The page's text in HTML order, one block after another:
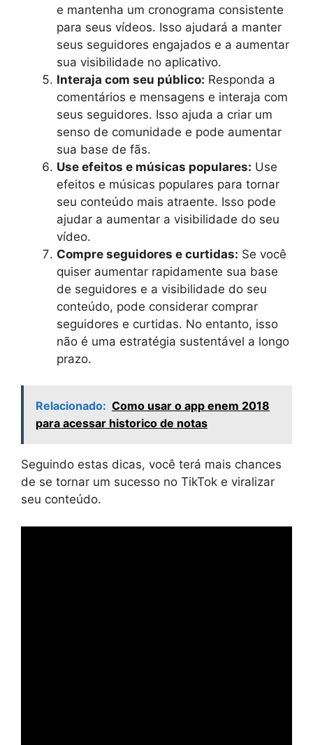
e mantenha um cronograma consistente
para seus vídeos. Isso ajudará a manter
seus seguidores engajados e a aumentar
sua visibilidade no aplicativo.
Interaja com seu público: Responda a
comentários e mensagens e interaja com
seus seguidores. Isso ajuda a criar um
senso de comunidade e pode aumentar
sua base de fãs.
Use efeitos e músicas populares: Use
efeitos e músicas populares para tornar
seu conteúdo mais atraente. Isso pode
ajudar a aumentar a visibilidade do seu
vídeo.
Compre seguidores e curtidas: Se você
quiser aumentar rapidamente sua base
de seguidores e a visibilidade do seu
conteúdo, pode considerar comprar
seguidores e curtidas. No entanto, isso
não é uma estratégia sustentável a longo
prazo.
Relacionado: Como usar o app enem 2018
para acessar historico de notas
Seguindo estas dicas, você terá mais chances
de se tornar um sucesso no TikTok e viralizar
seu conteúdo.